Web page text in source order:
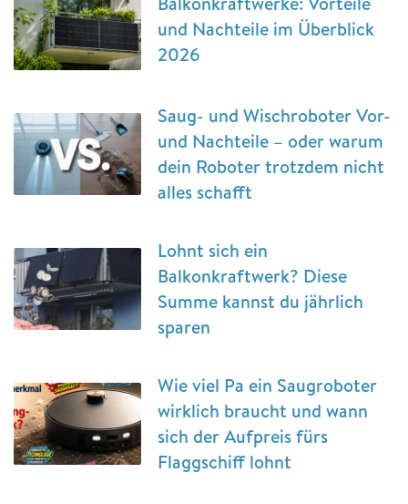
und Nachteile im Überblick
2026
Saug- und Wischroboter Vor-
und Nachteile – oder warum
dein Roboter trotzdem nicht
alles schafft
Lohnt sich ein
Balkonkraftwerk? Diese
Summe kannst du jährlich
sparen
Wie viel Pa ein Saugroboter
wirklich braucht und wann
sich der Aufpreis fürs
Flaggschiff lohnt